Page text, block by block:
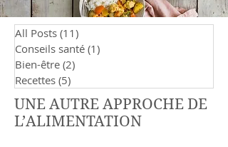
All Posts (11)
Conseils santé (1)
Bien-être (2)
Recettes (5)
UNE AUTRE APPROCHE DE
L’ALIMENTATION